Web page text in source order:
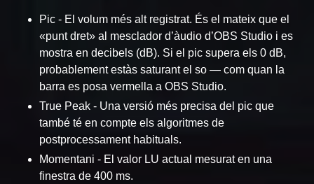
Pic - El volum més alt registrat. És el mateix que el
«punt dret» al mesclador d’àudio d’OBS Studio i es
mostra en decibels (dB). Si el pic supera els 0 dB,
probablement estàs saturant el so — com quan la
barra es posa vermella a OBS Studio.
True Peak - Una versió més precisa del pic que
també té en compte els algoritmes de
postprocessament habituals.
Momentani - El valor LU actual mesurat en una
finestra de 400 ms.